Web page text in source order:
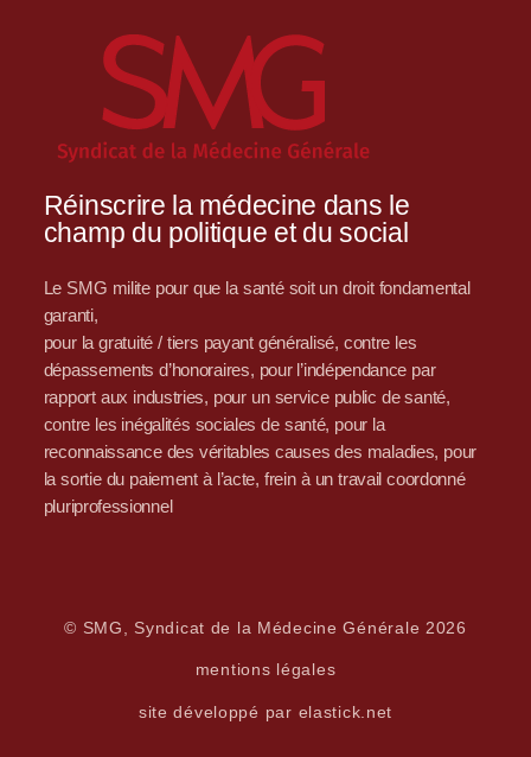
Réinscrire la médecine dans le
champ du politique et du social
Le SMG milite pour que la santé soit un droit fondamental
garanti,
pour la gratuité / tiers payant généralisé, contre les
dépassements d’honoraires, pour l’indépendance par
rapport aux industries, pour un service public de santé,
contre les inégalités sociales de santé, pour la
reconnaissance des véritables causes des maladies, pour
la sortie du paiement à l’acte, frein à un travail coordonné
pluriprofessionnel
© SMG, Syndicat de la Médecine Générale 2026
mentions légales
site développé par elastick.net